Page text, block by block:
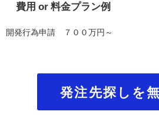
費用 or 料金プラン例
開発行為申請 ７００万円～
発注先探しを